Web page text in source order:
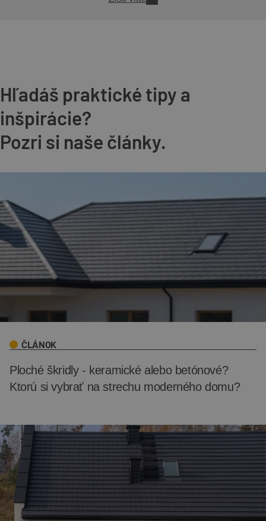
Hľadáš praktické tipy a
inšpirácie?
Pozri si naše články.
ČLÁNOK
Ploché škridly - keramické alebo betónové?
Ktorú si vybrať na strechu moderného domu?